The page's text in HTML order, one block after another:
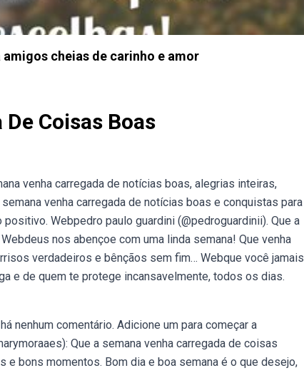
cheias de carinho e amor
Coisas Boas
venha carregada de notícias boas, alegrias inteiras,
venha carregada de notícias boas e conquistas para
Webpedro paulo guardini (@pedroguardinii). Que a
nos abençoe com uma linda semana! Que venha
verdadeiros e bênçãos sem fim… Webque você jamais
e de quem te protege incansavelmente, todos os dias.
nenhum comentário. Adicione um para começar a
Que a semana venha carregada de coisas
e bons momentos. Bom dia e boa semana é o que desejo,